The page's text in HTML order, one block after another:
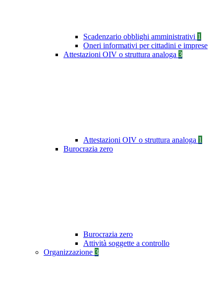
Scadenzario obblighi amministrativi 1
Oneri informativi per cittadini e imprese
Attestazioni OIV o struttura analoga 3
Attestazioni OIV o struttura analoga 1
Burocrazia zero
Burocrazia zero
Attività soggette a controllo
Organizzazione 3